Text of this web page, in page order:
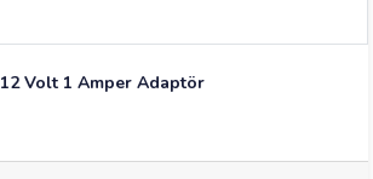
12 Volt 1 Amper Adaptör